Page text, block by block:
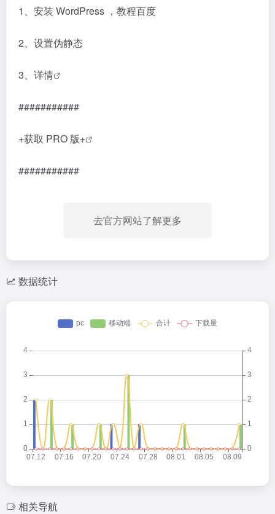
1、安装 WordPress ，教程百度
2、设置伪静态
3、 详情
###########
+获取 PRO 版+
###########
去官方网站了解更多
数据统计
相关导航